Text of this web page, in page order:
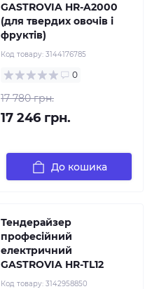
GASTROVIA HR-A2000
(для твердих овочів і
фруктів)
Код товару: 3144176785
0
17 780 грн.
17 246 грн.
До кошика
Тендерайзер
професійний
електричний
GASTROVIA HR-TL12
Код товару: 3142958850